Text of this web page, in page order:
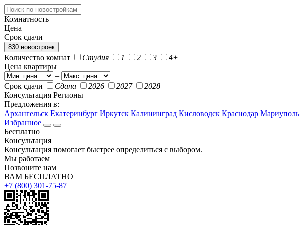
Комнатность
Цена
Срок сдачи
830 новостроек
Количество комнат Студия 1 2 3
4+
Цена квартиры
–
Срок сдачи
Сдана 2026 2027
2028+
Консультация Регионы
Предложения в:
Архангельск Екатеринбург Иркутск Калининград Кисловодск Краснодар Мариуполь
Избранное
Бесплатно
Консультация
Консультация помогает быстрее определиться с выбором.
Мы работаем
Позвоните нам
ВАМ БЕСПЛАТНО
+7 (800) 301-75-87